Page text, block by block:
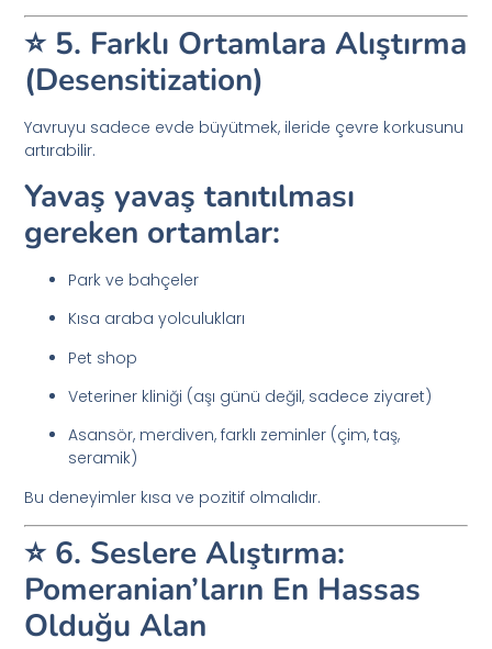
⭐ 5. Farklı Ortamlara Alıştırma
(Desensitization)
Yavruyu sadece evde büyütmek, ileride çevre korkusunu
artırabilir.
Yavaş yavaş tanıtılması
gereken ortamlar:
Park ve bahçeler
Kısa araba yolculukları
Pet shop
Veteriner kliniği (aşı günü değil, sadece ziyaret)
Asansör, merdiven, farklı zeminler (çim, taş,
seramik)
Bu deneyimler kısa ve pozitif olmalıdır.
⭐ 6. Seslere Alıştırma:
Pomeranian’ların En Hassas
Olduğu Alan